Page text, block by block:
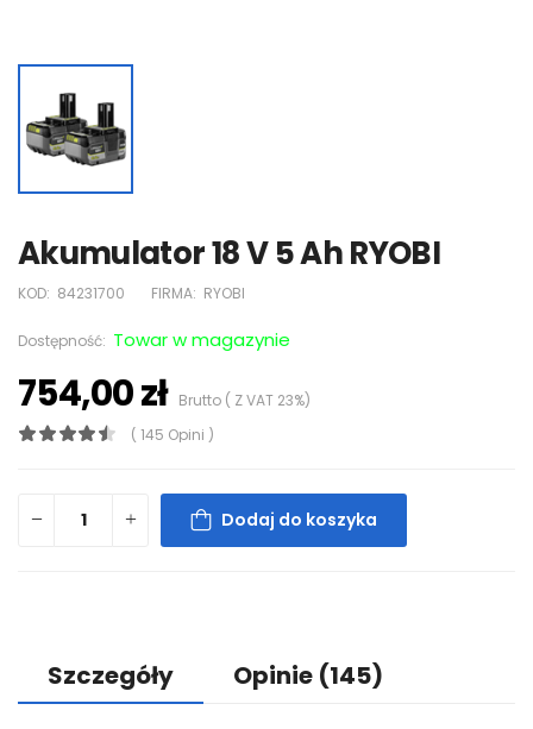
Akumulator 18 V 5 Ah RYOBI
KOD: 84231700 FIRMA: RYOBI
Dostępność: Towar w magazynie
754,00 złBrutto ( Z VAT 23%)
( 145 Opini )
Dodaj do koszyka
Szczegóły Opinie (145)